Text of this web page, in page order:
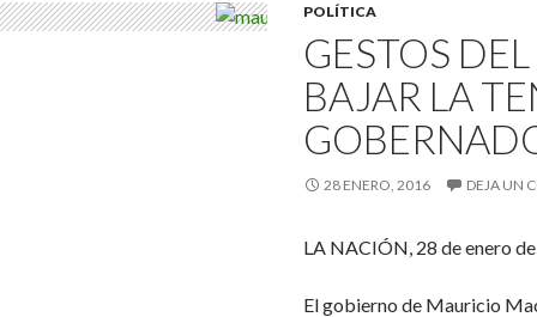
POLÍTICA
GESTOS
BAJAR LA
28 ENERO, 2016 DEJA UN
LA NACIÓN, 28 de enero
El gobierno de Mauricio